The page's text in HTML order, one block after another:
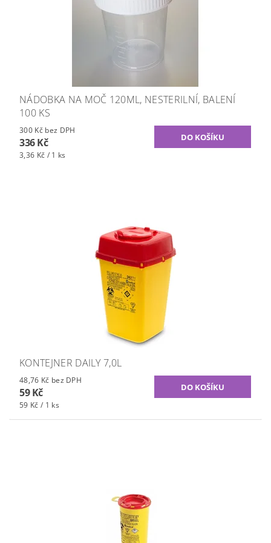
NÁDOBKA NA MOČ 120ML, NESTERILNÍ, BALENÍ
100 KS
300 Kč bez DPH
336 Kč
3,36 Kč / 1 ks
KONTEJNER DAILY 7,0L
48,76 Kč bez DPH
59 Kč
59 Kč / 1 ks